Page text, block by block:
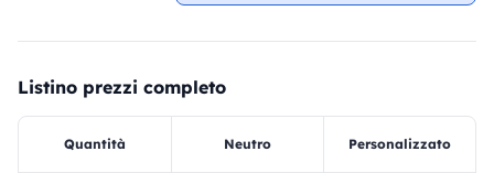
Listino prezzi completo
Quantità Neutro Personalizzato